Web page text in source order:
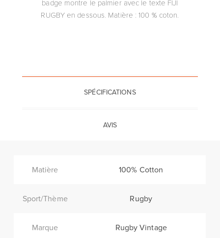
badge montre le palmier avec le texte FIJI
RUGBY en dessous. Matière : 100 % coton.
SPÉCIFICATIONS
AVIS
Matière 100% Cotton
Sport/Thème Rugby
Marque Rugby Vintage